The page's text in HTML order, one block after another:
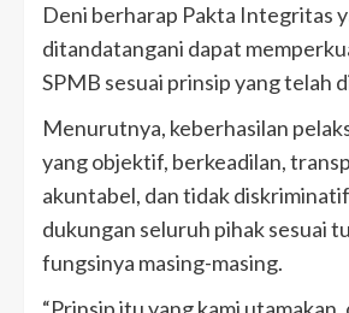
Deni berharap Pakta Integritas
ditandatangani dapat
SPMB sesuai prinsip yang telah
Menurutnya, keberhasilan
yang objektif, berkeadilan,
akuntabel, dan tidak
dukungan seluruh pihak sesuai
fungsinya masing-masing.